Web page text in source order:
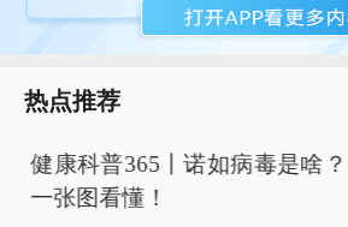
热点推荐
健康科普365丨诺如病毒是啥？
一张图看懂！